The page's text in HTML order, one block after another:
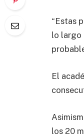
“Estas
lo largo
El
los 20